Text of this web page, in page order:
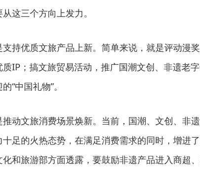
这三个方向上发力。
支持优质文旅产品上新。简单来说，就是评动漫
质IP；搞文旅贸易活动，推广国潮文创、非遗老
“中国礼物”。
推动文旅消费场景焕新。当前，国潮、文创、非
足的火热态势，在满足消费需求的同时，增进了
化和旅游部方面透露，要鼓励非遗产品进入商超